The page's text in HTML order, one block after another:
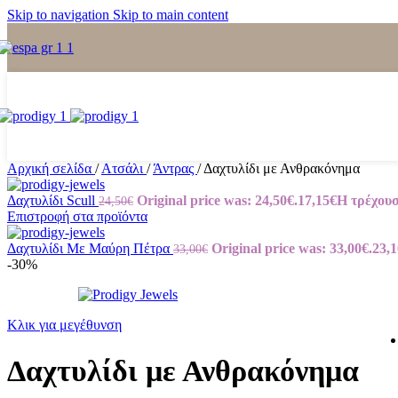
Skip to navigation Skip to main content
Αρχική σελίδα / Ατσάλι / Άντρας / Δαχτυλίδι με Ανθρακόνημα
Δαχτυλίδι Scull 24,50€ Original price was: 24,50€.17,15€Η
Επιστροφή στα προϊόντα
Δαχτυλίδι Με Μαύρη Πέτρα 33,00€ Original price was: 33,00€.
-30%
Κλικ για μεγέθυνση
Δαχτυλίδι με Ανθρακόνημα